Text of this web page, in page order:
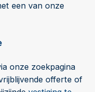
een van onze
onze zoekpagina
offerte of